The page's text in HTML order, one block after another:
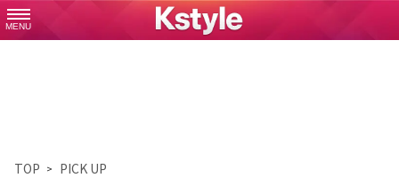
MENU
TOP PICK UP